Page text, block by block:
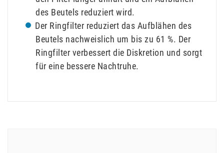
des Beutels reduziert wird.
Der Ringfilter reduziert das Aufblähen des
Beutels nachweislich um bis zu 61 %. Der
Ringfilter verbessert die Diskretion und sorgt
für eine bessere Nachtruhe.